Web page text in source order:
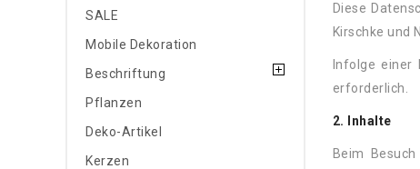
SALE
Mobile Dekoration
Beschriftung
Pflanzen
Deko-Artikel
Kerzen
Diese
Kirschke und
Infolge
erforderlich.
2. Inhalte
Beim